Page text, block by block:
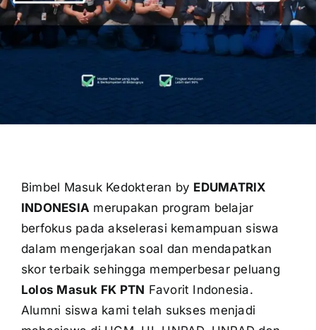
OUR PROGRAM
CONTACT US
Bimbel Masuk Kedokteran by EDUMATRIX
INDONESIA merupakan program belajar
berfokus pada akselerasi kemampuan siswa
dalam mengerjakan soal dan mendapatkan
skor terbaik sehingga memperbesar peluang
Lolos Masuk FK PTN Favorit Indonesia.
Alumni siswa kami telah sukses menjadi